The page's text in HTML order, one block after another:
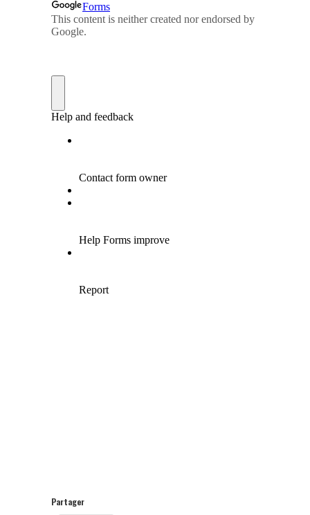
Partager